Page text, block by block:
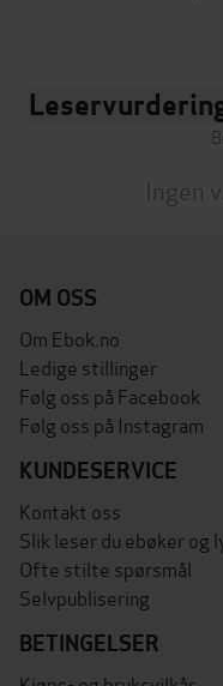
Ingen
OM OSS
Om Ebok.no
Ledige stillinger
Følg oss på Facebook
Følg oss på Instagram
KUNDESERVICE
Kontakt oss
Slik leser du ebøker og
Ofte stilte spørsmål
Selvpublisering
BETINGELSER